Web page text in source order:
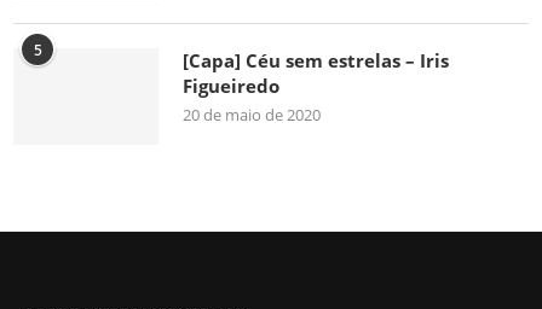
5
[Capa] Céu sem estrelas – Iris
Figueiredo
20 de maio de 2020